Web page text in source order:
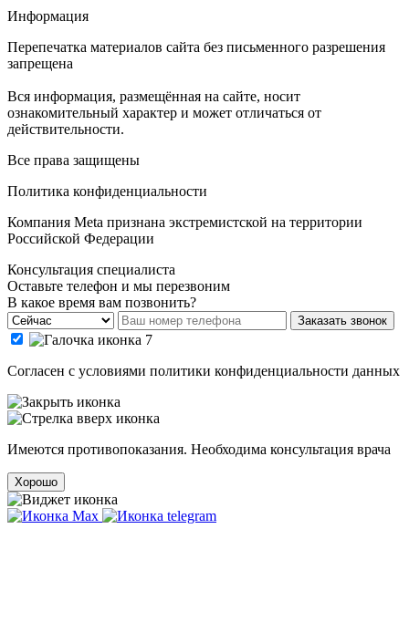
Информация
Перепечатка материалов сайта без письменного разрешения
запрещена
Вся информация, размещённая на сайте, носит
ознакомительный характер и может отличаться от
действительности.
Все права защищены
Политика конфиденциальности
Компания Meta признана экстремистской на территории
Российской Федерации
Консультация специалиста
Оставьте телефон и мы перезвоним
В какое время вам позвонить?
Заказать звонок
Cогласен с условиями политики конфиденциальности данных
Имеются противопоказания. Необходима консультация врача
Хорошо